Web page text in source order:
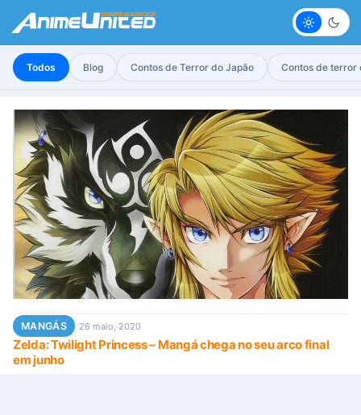
Claro
Todos Blog Contos de Terror do Japão Contos de terror
MANGÁS 26 maio, 2020
Zelda: Twilight Princess – Mangá chega no seu arco final
em junho